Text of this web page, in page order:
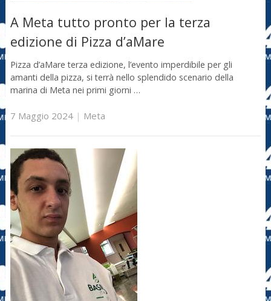
A Meta tutto pronto per la terza
edizione di Pizza d’aMare
Pizza d’aMare terza edizione, l’evento imperdibile per gli
amanti della pizza, si terrà nello splendido scenario della
marina di Meta nei primi giorni …
7 Maggio 2024| Meta